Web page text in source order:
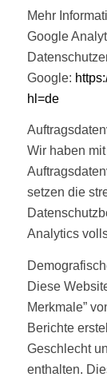
Mehr
Google
Google:
hl=de
Wir haben
setzen die
Analytics
Diese
Merkmale”
Berichte
Geschlecht
enthalten.